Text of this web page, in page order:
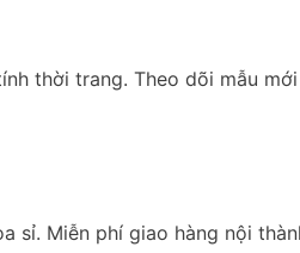
thời trang. Theo dõi mẫu
sỉ. Miễn phí giao hàng nội